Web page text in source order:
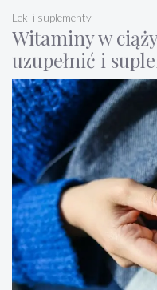
Witaminy w
uzupełnić i
Leki i suplementy